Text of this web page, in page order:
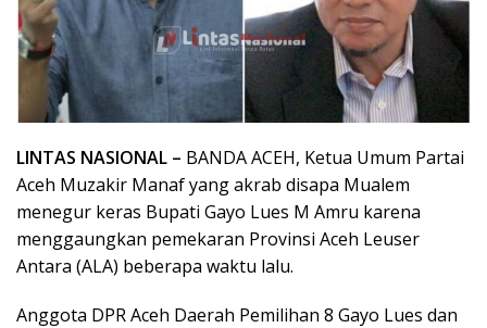
LINTAS NASIONAL – BANDA ACEH, Ketua Umum Partai
Aceh Muzakir Manaf yang akrab disapa Mualem
menegur keras Bupati Gayo Lues M Amru karena
menggaungkan pemekaran Provinsi Aceh Leuser
Antara (ALA) beberapa waktu lalu.
Anggota DPR Aceh Daerah Pemilihan 8 Gayo Lues dan